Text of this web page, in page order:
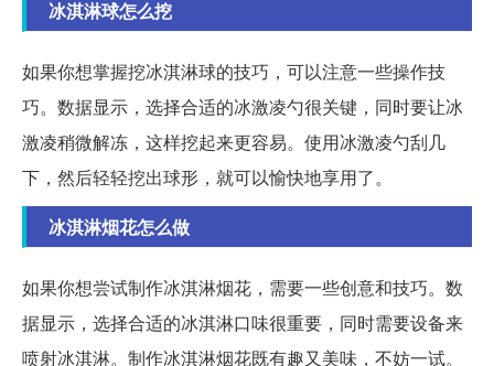
冰淇淋球怎么挖
如果你想掌握挖冰淇淋球的技巧，可以注意一些操作技
巧。数据显示，选择合适的冰激凌勺很关键，同时要让冰
激凌稍微解冻，这样挖起来更容易。使用冰激凌勺刮几
下，然后轻轻挖出球形，就可以愉快地享用了。
冰淇淋烟花怎么做
如果你想尝试制作冰淇淋烟花，需要一些创意和技巧。数
据显示，选择合适的冰淇淋口味很重要，同时需要设备来
喷射冰淇淋。制作冰淇淋烟花既有趣又美味，不妨一试。